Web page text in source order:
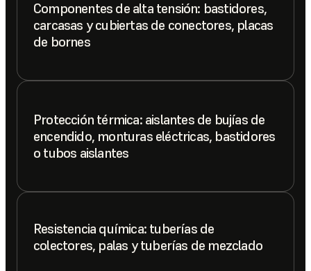
Componentes de alta tensión: bastidores,
carcasas y cubiertas de conectores, placas
de bornes
Protección térmica: aislantes de bujías de
encendido, monturas eléctricas, bastidores
o tubos aislantes
Resistencia química: tuberías de
colectores, palas y tuberías de mezclado